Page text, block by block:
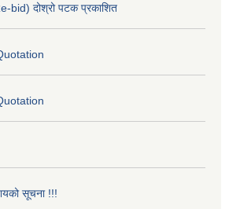
bid) दोश्रो पटक प्रकाशित
सूचना !!!